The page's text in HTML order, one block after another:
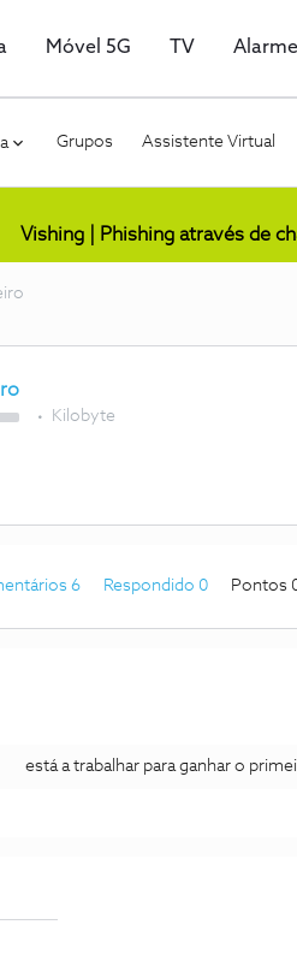
Móvel 5G TV
Grupos Assistente Virtual
Vishing | Phishing através de
Kilobyte
6 Respondido 0 Pontos
está a trabalhar para ganhar o